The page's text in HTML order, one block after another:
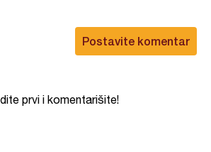
Postavite komentar
prvi i komentarišite!